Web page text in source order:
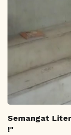
Semangat
!"